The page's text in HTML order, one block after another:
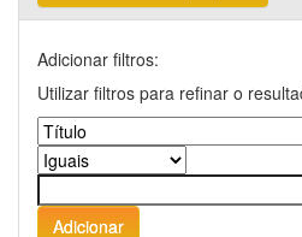
Adicionar filtros:
Utilizar filtros para refinar o